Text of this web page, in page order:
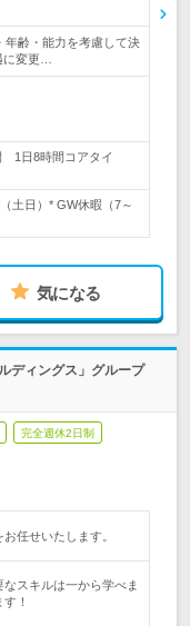
年齢・能力を考慮して決
変更…
1日8時間コアタイ
土日）* GW休暇（7～
気になる
ディングス」グループ
完全週休2日制
任せいたします。
なスキルは一から学べま
！